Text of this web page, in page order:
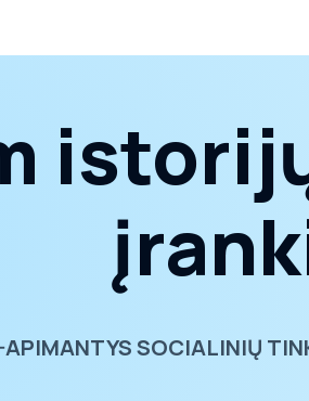
SOCIALINIŲ